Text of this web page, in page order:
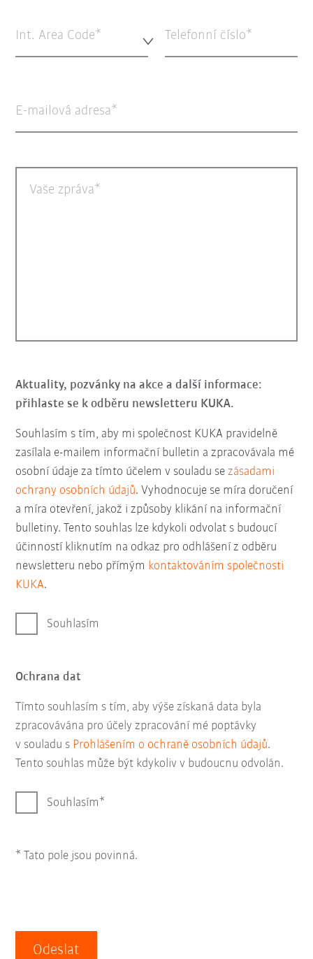
Int. Area Code* Telefonní číslo
E-mailová adresa
Vaše zpráva
Aktuality, pozvánky na akce a další informace:
přihlaste se k odběru newsletteru KUKA.
Souhlasím s tím, aby mi společnost KUKA pravidelně
zasílala e-mailem informační bulletin a zpracovávala mé
osobní údaje za tímto účelem v souladu sezásadami
ochrany osobních údajů. Vyhodnocuje se míra doručení
a míra otevření, jakož i způsoby klikání na informační
bulletiny. Tento souhlas lze kdykoli odvolat s budoucí
účinností kliknutím na odkaz pro odhlášení z odběru
newsletteru nebo přímým kontaktováním společnosti
KUKA.
Souhlasím
Ochrana dat
Tímto souhlasím s tím, aby výše získaná data byla
zpracovávána pro účely zpracování mé poptávky
v souladu s Prohlášením o ochraně osobních údajů.
Tento souhlas může být kdykoliv v budoucnu odvolán.
Souhlasím
* Tato pole jsou povinná.
Odeslat